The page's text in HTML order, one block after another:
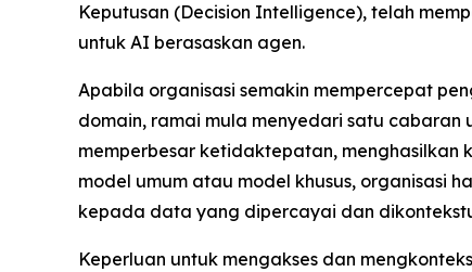
Keputusan (Decision Intelligence), telah
untuk AI berasaskan agen.
Apabila organisasi semakin mempercepat
domain, ramai mula menyedari satu
memperbesar ketidaktepatan, menghasilkan
model umum atau model khusus, organisasi
kepada data yang dipercayai dan
Keperluan untuk mengakses dan